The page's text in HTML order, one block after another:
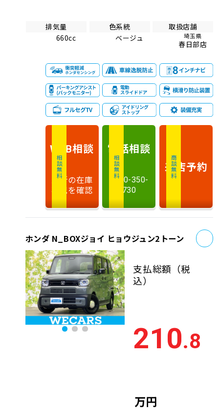
排気量
660cc
色系統
ベージュ
取扱店舗
埼玉県
春日部店
相談無料
WEB相談
最新の在庫
状況を確認
相談無料
電話相談
0120-350-
730
商談無料
来店予約
ホンダ N_BOXジョイ ヒョウジュン2トーン
支払総額 （税
込）
210.8
万円